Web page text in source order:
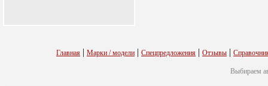
Главная | Марки / модели | Спецпредложения | Отзывы |
Выбираем